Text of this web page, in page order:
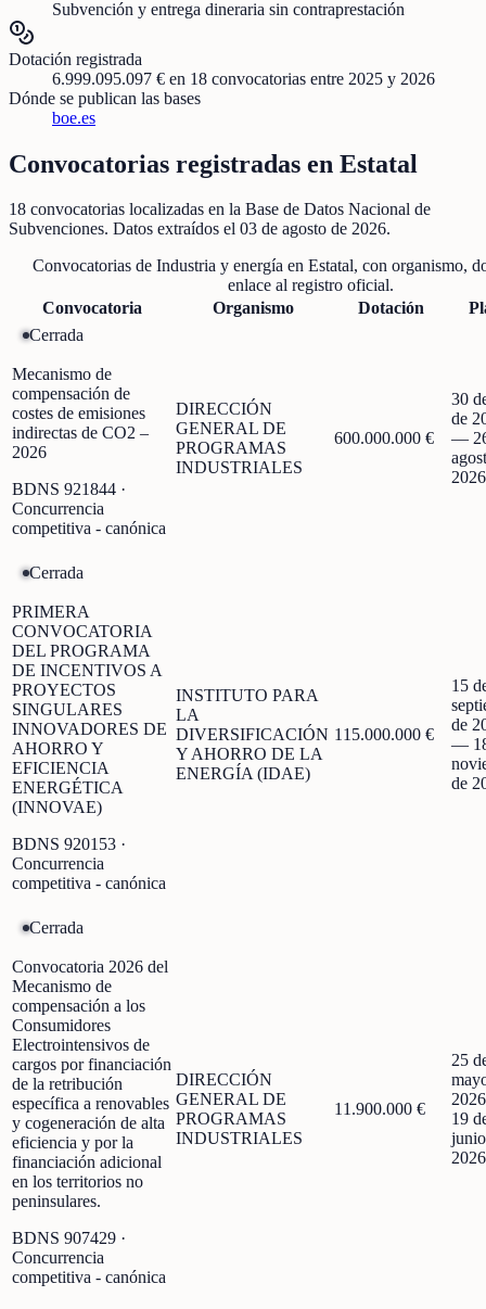
Subvención y entrega dineraria sin contraprestación
Dotación registrada
6.999.095.097 € en 18 convocatorias entre 2025 y 2026
Dónde se publican las bases
boe.es
Convocatorias registradas en Estatal
18 convocatorias localizadas en la Base de Datos Nacional de
Subvenciones. Datos extraídos el 03 de agosto de 2026.
Convocatorias de Industria y energíaen Estatal, con organismo,
enlace al registro oficial.
Convocatoria
Organismo Dotación
Cerrada
Mecanismo de
compensación de
costes de emisiones
indirectas de CO2 –
2026
BDNS 921844 ·
Concurrencia
competitiva - canónica
DIRECCIÓN
GENERAL DE
PROGRAMAS
INDUSTRIALES
600.000.000 €
30
de
—
2026
Cerrada
PRIMERA
CONVOCATORIA
DEL PROGRAMA
DE INCENTIVOS A
PROYECTOS
SINGULARES
INNOVADORES DE
AHORRO Y
EFICIENCIA
ENERGÉTICA
(INNOVAE)
BDNS 920153 ·
Concurrencia
competitiva - canónica
INSTITUTO PARA
LA
DIVERSIFICACIÓN
Y AHORRO DE LA
ENERGÍA (IDAE)
115.000.000 €
15
de
—
de
Cerrada
Convocatoria 2026 del
Mecanismo de
compensación a los
Consumidores
Electrointensivos de
cargos por financiación
de la retribución
específica a renovables
y cogeneración de alta
eficiencia y por la
financiación adicional
en los territorios no
peninsulares.
BDNS 907429 ·
Concurrencia
competitiva - canónica
DIRECCIÓN
GENERAL DE
PROGRAMAS
INDUSTRIALES
11.900.000 €
25
2026
19
2026